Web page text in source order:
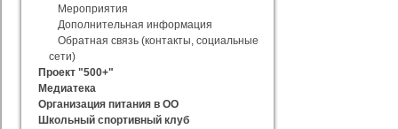
Мероприятия
Дополнительная информация
Обратная связь (контакты, социальные
сети)
Проект "500+"
Медиатека
Организация питания в ОО
Школьный спортивный клуб